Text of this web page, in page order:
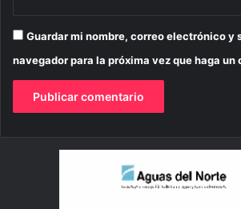
Guardar mi nombre, correo electrónico y
navegador para la próxima vez que haga un